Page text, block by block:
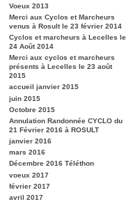
Voeux 2013
Merci aux Cyclos et Marcheurs
venus à Rosult le 23 février 2014
Cyclos et marcheurs à Lecelles le
24 Août 2014
Merci aux cyclos et marcheurs
présents à Lecelles le 23 août
2015
accueil janvier 2015
juin 2015
Octobre 2015
Annulation Randonnée CYCLO du
21 Février 2016 à ROSULT
janvier 2016
mars 2016
Décembre 2016 Téléthon
voeux 2017
février 2017
avril 2017